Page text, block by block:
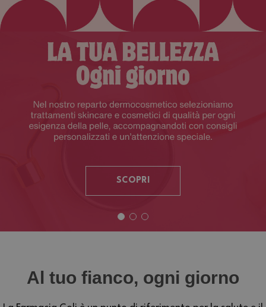
SCOPRI
Al tuo fianco, ogni giorno